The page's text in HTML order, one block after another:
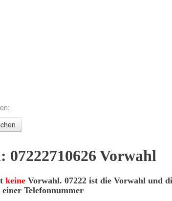
07222710626 Vorwahl
keine Vorwahl. 07222 ist die Vorwahl und
Telefonnummer